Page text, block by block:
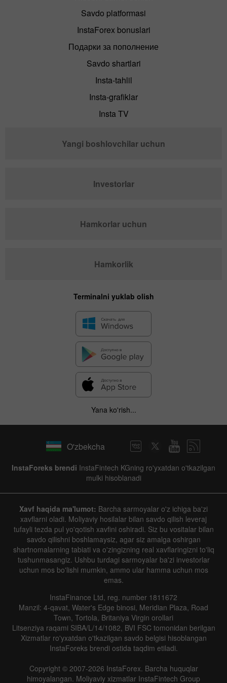
Savdo platformasi
InstaForex bonuslari
Подарки за пополнение
Savdo shartlari
Insta-tahlil
Insta-grafiklar
Insta TV
Yangi boshlovchilar uchun
Investorlar
Hamkorlar uchun
Hamkorlik
Terminalni yuklab olish
Yana ko'rish...
O'zbekcha
InstaForeks brendi InstaFintech KGning ro'yxatdan o'tkazilgan
mulki hisoblanadi
Xavf haqida ma'lumot: Barcha sarmoyalar o'z ichiga ba'zi
xavflarni oladi. Moliyaviy hosilalar bilan savdo qilish leveraj
tufayli tezda pul yo'qotish xavfini oshiradi. Siz bu vositalar bilan
savdo qilishni boshlamaysiz, agar siz amalga oshirgan
shartnomalarning tabiati va o'zingizning real xavflaringizni to'liq
tushunmasangiz. Ushbu turdagi sarmoyalar ba'zi investorlar
uchun mos bo'lishi mumkin, ammo ular hamma uchun mos
emas.
InstaFinance Ltd, reg. number 1811672
Manzil: 4-qavat, Water's Edge binosi, Meridian Plaza, Road
Town, Tortola, Britaniya Virgin orollari
Litsenziya raqami SIBA/L/14/1082, BVI FSC tomonidan berilgan
Xizmatlar ro'yxatdan o'tkazilgan savdo belgisi hisoblangan
InstaForeks brendi ostida taqdim etiladi.
Copyright © 2007-2026 InstaForex. Barcha huquqlar
himoyalangan. Moliyaviy xizmatlar InstaFintech Group